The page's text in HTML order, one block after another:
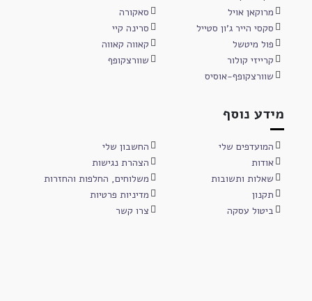
מרוקאן אויל
סאקורה
סקסי הייר ג'ון סטייל
סרינה קיי
פול מיטשל
קאווה קאווה
קרייזי קולור
שוורצקופף
שוורצקופף-אוסיס
מידע נוסף
המועדפים שלי
החשבון שלי
אודות
הצהרת נגישות
שאלות ותשובות
משלוחים, החלפות והחזרות
תקנון
מדיניות פרטיות
ביטול עסקה
צרו קשר